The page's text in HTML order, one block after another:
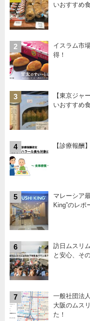
いおすすめ
2
イスラム市
得！
3
【東京ジャ
いおすすめ
4 【診療報酬
5
マレーシア
King”のレポ
6
訪日ムスリ
と安心、そ
7
一般社団法
大阪のムス
た！